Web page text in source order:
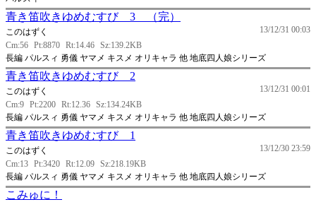
青き笛吹きゆめむすび 3 （完）
13/12/31 00:03
このはずく
Cm:56 Pt:8870 Rt:14.46 Sz:139.2KB
長編 パルスィ 勇儀 ヤマメ キスメ オリキャラ 他 地底四人娘シリーズ
青き笛吹きゆめむすび 2
13/12/31 00:01
このはずく
Cm:9 Pt:2200 Rt:12.36 Sz:134.24KB
長編 パルスィ 勇儀 ヤマメ キスメ オリキャラ 他 地底四人娘シリーズ
青き笛吹きゆめむすび 1
13/12/30 23:59
このはずく
Cm:13 Pt:3420 Rt:12.09 Sz:218.19KB
長編 パルスィ 勇儀 ヤマメ キスメ オリキャラ 他 地底四人娘シリーズ
こみゅに！